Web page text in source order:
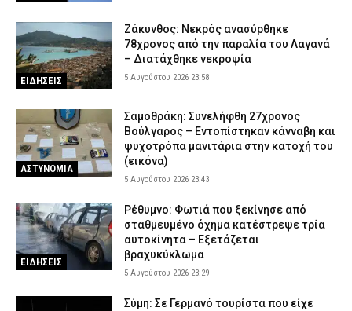
ΕΙΔΗΣΕΙΣ
Ζάκυνθος: Νεκρός ανασύρθηκε
78χρονος από την παραλία του Λαγανά
– Διατάχθηκε νεκροψία
5 Αυγούστου 2026 23:58
ΑΣΤΥΝΟΜΙΑ
Σαμοθράκη: Συνελήφθη 27χρονος
Βούλγαρος – Εντοπίστηκαν κάνναβη και
ψυχοτρόπα μανιτάρια στην κατοχή του
(εικόνα)
5 Αυγούστου 2026 23:43
ΕΙΔΗΣΕΙΣ
Ρέθυμνο: Φωτιά που ξεκίνησε από
σταθμευμένο όχημα κατέστρεψε τρία
αυτοκίνητα – Εξετάζεται
βραχυκύκλωμα
5 Αυγούστου 2026 23:29
Σύμη: Σε Γερμανό τουρίστα που είχε